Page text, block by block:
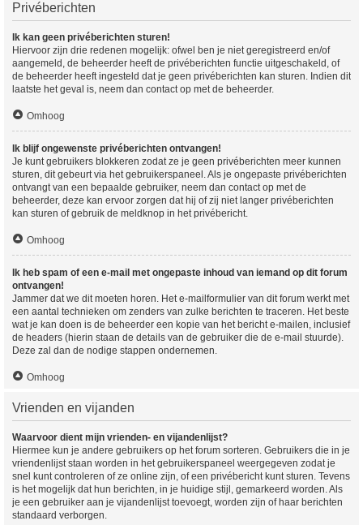
Privéberichten
Ik kan geen privéberichten sturen!
Hiervoor zijn drie redenen mogelijk: ofwel ben je niet geregistreerd en/of
aangemeld, de beheerder heeft de privéberichten functie uitgeschakeld, of
de beheerder heeft ingesteld dat je geen privéberichten kan sturen. Indien dit
laatste het geval is, neem dan contact op met de beheerder.
Omhoog
Ik blijf ongewenste privéberichten ontvangen!
Je kunt gebruikers blokkeren zodat ze je geen privéberichten meer kunnen
sturen, dit gebeurt via het gebruikerspaneel. Als je ongepaste privéberichten
ontvangt van een bepaalde gebruiker, neem dan contact op met de
beheerder, deze kan ervoor zorgen dat hij of zij niet langer privéberichten
kan sturen of gebruik de meldknop in het privébericht.
Omhoog
Ik heb spam of een e-mail met ongepaste inhoud van iemand op dit forum
ontvangen!
Jammer dat we dit moeten horen. Het e-mailformulier van dit forum werkt met
een aantal technieken om zenders van zulke berichten te traceren. Het beste
wat je kan doen is de beheerder een kopie van het bericht e-mailen, inclusief
de headers (hierin staan de details van de gebruiker die de e-mail stuurde).
Deze zal dan de nodige stappen ondernemen.
Omhoog
Vrienden en vijanden
Waarvoor dient mijn vrienden- en vijandenlijst?
Hiermee kun je andere gebruikers op het forum sorteren. Gebruikers die in je
vriendenlijst staan worden in het gebruikerspaneel weergegeven zodat je
snel kunt controleren of ze online zijn, of een privébericht kunt sturen. Tevens
is het mogelijk dat hun berichten, in je huidige stijl, gemarkeerd worden. Als
je een gebruiker aan je vijandenlijst toevoegt, worden zijn of haar berichten
standaard verborgen.